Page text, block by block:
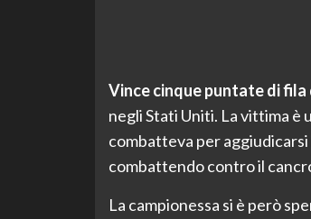
Vince cinque puntate di fila
negli Stati Uniti. La vittima è
combatteva per aggiudicarsi
combattendo contro il
La campionessa si è però